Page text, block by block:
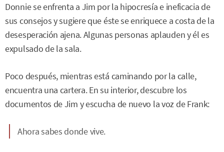
Donnie se enfrenta a Jim por la hipocresía e ineficacia de
sus consejos y sugiere que éste se enriquece a costa de la
desesperación ajena. Algunas personas aplauden y él es
expulsado de la sala.
Poco después, mientras está caminando por la calle,
encuentra una cartera. En su interior, descubre los
documentos de Jim y escucha de nuevo la voz de Frank:
Ahora sabes donde vive.